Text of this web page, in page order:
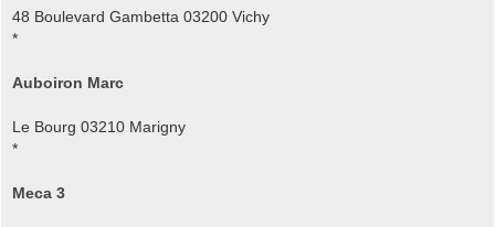
48 Boulevard Gambetta 03200 Vichy
*
Auboiron Marc
Le Bourg 03210 Marigny
*
Meca 3